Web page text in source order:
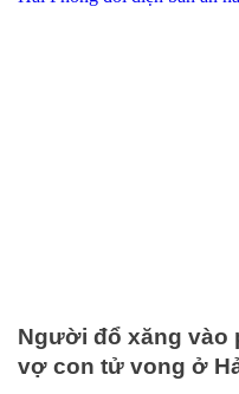
Người đổ xăng vào
vợ con tử vong ở